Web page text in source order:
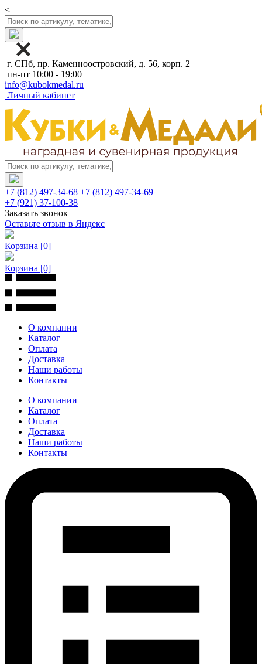
<
г. СПб, пр. Каменноостровский, д. 56, корп. 2
пн-пт 10:00 - 19:00
info@kubokmedal.ru
Личный кабинет
+7 (812) 497-34-68 +7 (812) 497-34-69
+7 (921) 37-100-38
Заказать звонок
Оставьте отзыв в Яндекс
Корзина [0]
Корзина [0]
О компании
Каталог
Оплата
Доставка
Наши работы
Контакты
О компании
Каталог
Оплата
Доставка
Наши работы
Контакты